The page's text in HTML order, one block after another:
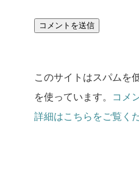
このサイトはスパムを
を使っています。
コメ
詳細はこちらをご覧く